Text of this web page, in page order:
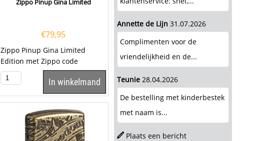
Zippo Pinup Gina Limited
€79,95
Zippo Pinup Gina Limited
Edition met Zippo code
2.002.955. De Zippo heeft een
satin afwerking...In winkelmand
Annette de Lijn 31.07.2026
Complimenten voor de
vriendelijkheid en de...
Teunie 28.04.2026
De bestelling met kinderbestek
met naam is...
Plaats een bericht